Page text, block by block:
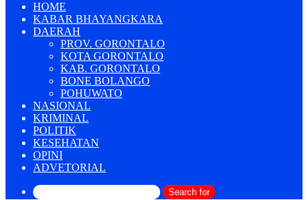
HOME
KABAR BHAYANGKARA
DAERAH
PROV. GORONTALO
KOTA GORONTALO
KAB. GORONTALO
BONE BOLANGO
POHUWATO
NASIONAL
KRIMINAL
POLITIK
KESEHATAN
OPINI
ADVETORIAL
Search for